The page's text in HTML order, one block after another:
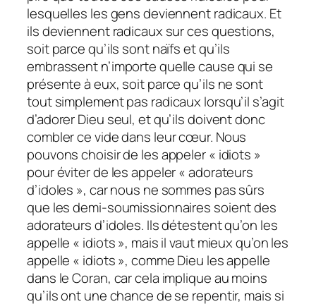
lesquelles les gens deviennent radicaux. Et
ils deviennent radicaux sur ces questions,
soit parce qu’ils sont naïfs et qu’ils
embrassent n’importe quelle cause qui se
présente à eux, soit parce qu’ils ne sont
tout simplement pas radicaux lorsqu’il s’agit
d’adorer Dieu seul, et qu’ils doivent donc
combler ce vide dans leur cœur. Nous
pouvons choisir de les appeler « idiots »
pour éviter de les appeler « adorateurs
d’idoles », car nous ne sommes pas sûrs
que les demi-soumissionnaires soient des
adorateurs d’idoles. Ils détestent qu’on les
appelle « idiots », mais il vaut mieux qu’on les
appelle « idiots », comme Dieu les appelle
dans le Coran, car cela implique au moins
qu’ils ont une chance de se repentir, mais si